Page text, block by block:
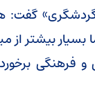
گفت:
بیشتر